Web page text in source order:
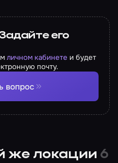
его
личном кабинете и будет
почту.
вопрос
же локации 6